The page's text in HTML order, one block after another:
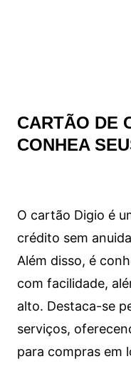
CARTÃO DE
CONHEA
O cartão Digio é
crédito sem
Além disso, é
com facilidade,
alto. Destaca-se
serviços,
para compras em